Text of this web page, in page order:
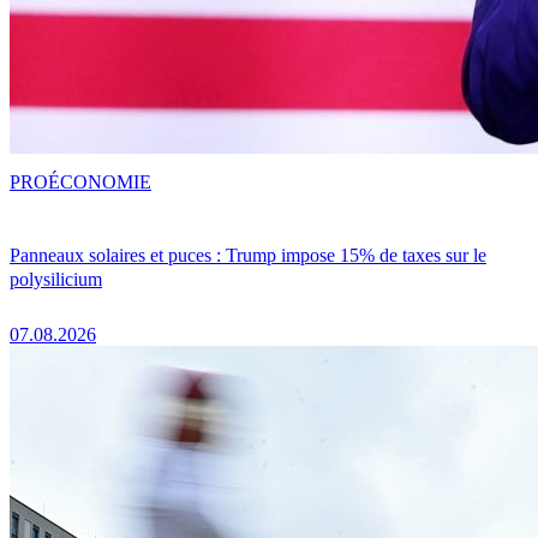
Panneaux solaires et puces : Trump impose 15% de taxes sur le
polysilicium
07.08.2026
PROÉCONOMIE